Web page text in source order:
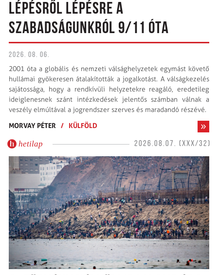
LÉPÉSRŐL LÉPÉSRE A
SZABADSÁGUNKRÓL 9/11 ÓTA
2026. 08. 06.
2001 óta a globális és nemzeti válsághelyzetek egymást követő
hullámai gyökeresen átalakították a jogalkotást. A válságkezelés
sajátossága, hogy a rendkívüli helyzetekre reagáló, eredetileg
ideiglenesnek szánt intézkedések jelentős számban válnak a
veszély elmúltával a jogrendszer szerves és maradandó részévé.
MORVAY PÉTER
/ KÜLFÖLD
hetilap 2026.08.07. (XXX/32)